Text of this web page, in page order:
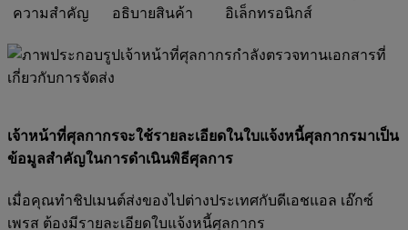
ความสำคัญ
อธิบายสินค้า
อิเล็กทรอนิกส์
เจ้าหน้าที่ศุลกากรจะใช้รายละเอียดในใบแจ้งหนี้ศุลกากรมาเป็น
ข้อมูลสำคัญในการดำเนินพิธีศุลการ
เมื่อคุณทำชิปเมนต์ส่งของไปต่างประเทศกับดีเอชแอล เอ๊กซ์
เพรส ต้องมีรายละเอียดใบแจ้งหนี้ศุลกากร